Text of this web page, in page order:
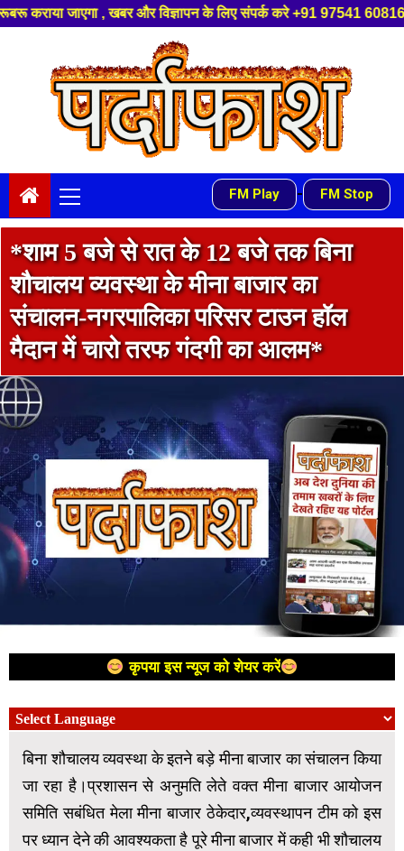
के लिए संपर्क करे +91 97541 60816 ,हमारे यूट्यूब चैनल को
content
Menu
FM Play - FM Stop
*शाम 5 बजे से रात के 12 बजे तक बिना
शौचालय व्यवस्था के मीना बाजार का
संचालन-नगरपालिका परिसर टाउन हॉल
मैदान में चारो तरफ गंदगी का आलम*
कृपया इस न्यूज को शेयर करें
बिना शौचालय व्यवस्था के इतने बड़े मीना बाजार का संचालन किया
जा रहा है।प्रशासन से अनुमति लेते वक्त मीना बाजार आयोजन
समिति सबंधित मेला मीना बाजार ठेकेदार,व्यवस्थापन टीम को इस
पर ध्यान देने की आवश्यकता है पूरे मीना बाजार में कही भी शौचालय